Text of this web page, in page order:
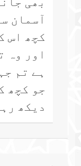
آسمان
کچھ اس
اور وہ
ہے تم
جو کچھ
دیکھ